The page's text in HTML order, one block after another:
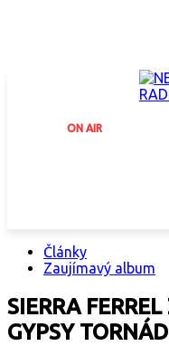
ON AIR
Články
Zaujímavý album
SIERRA
GYPSY